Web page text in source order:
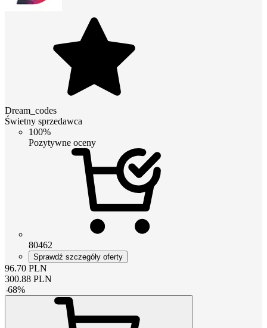
Dream_codes
Świetny sprzedawca
100%
Pozytywne oceny
80462
Sprawdź szczegóły oferty
96.70 PLN
300.88 PLN
-68%